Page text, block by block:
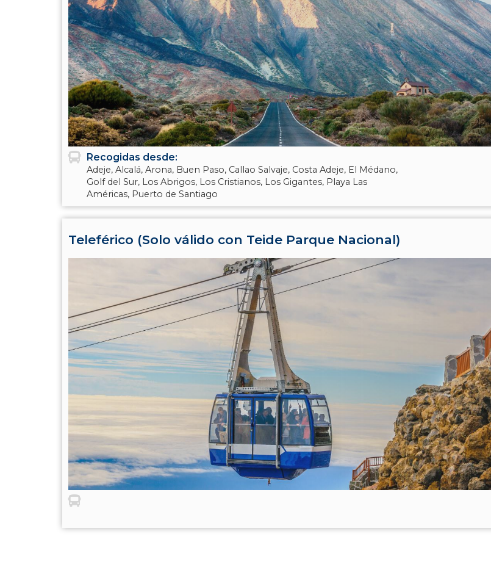
Recogidas desde:
Adeje, Alcalá, Arona, Buen Paso, Callao Salvaje, Costa Adeje, El Médano,
Golf del Sur, Los Abrigos, Los Cristianos, Los Gigantes, Playa Las
Américas, Puerto de Santiago
Teleférico (Solo válido con Teide Parque Nacional)